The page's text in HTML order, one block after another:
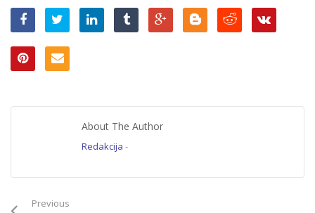
About The Author
Redakcija -
Previous